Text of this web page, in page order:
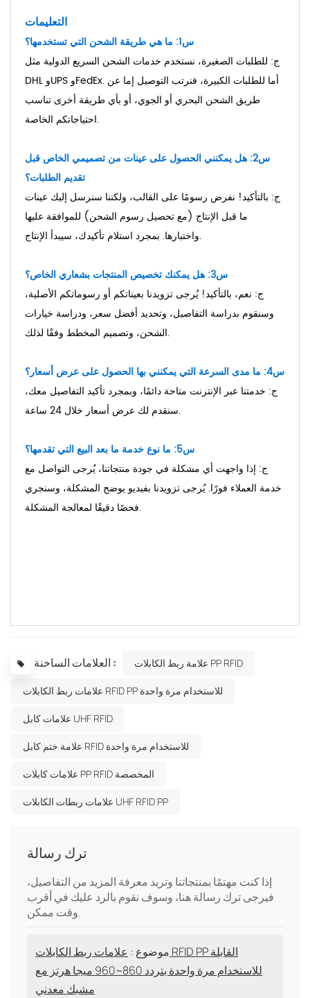
التعليمات
س1: ما هي طريقة الشحن التي تستخدمها؟
ج: للطلبات الصغيرة، نستخدم خدمات الشحن السريع الدولية مثل
DHL وUPS وFedEx. أما للطلبات الكبيرة، فنرتب التوصيل إما عن
طريق الشحن البحري أو الجوي، أو بأي طريقة أخرى تناسب
احتياجاتكم الخاصة.
س2: هل يمكنني الحصول على عينات من تصميمي الخاص قبل
تقديم الطلبات؟
ج: بالتأكيد! نفرض رسومًا على القالب، ولكننا سنرسل إليك عينات
ما قبل الإنتاج (مع تحصيل رسوم الشحن) للموافقة عليها
واختبارها. بمجرد استلام تأكيدك، سيبدأ الإنتاج.
س3: هل يمكنك تخصيص المنتجات بشعاري الخاص؟
ج: نعم، بالتأكيد! يُرجى تزويدنا بعيناتكم أو رسوماتكم الأصلية،
وسنقوم بدراسة التفاصيل، وتحديد أفضل سعر، ودراسة خيارات
الشحن، وتصميم المخطط وفقًا لذلك.
س4: ما مدى السرعة التي يمكنني بها الحصول على عرض أسعار؟
ج: خدمتنا عبر الإنترنت متاحة دائمًا، وبمجرد تأكيد التفاصيل معك،
سنقدم لك عرض أسعار خلال 24 ساعة.
س5: ما نوع خدمة ما بعد البيع التي تقدمها؟
ج: إذا واجهت أي مشكلة في جودة منتجاتنا، يُرجى التواصل مع
خدمة العملاء فورًا. يُرجى تزويدنا بفيديو يوضح المشكلة، وسنجري
فحصًا دقيقًا لمعالجة المشكلة.
العلامات الساخنة : علامة ربط الكابلات PP RFID
علامات ربط الكابلات RFID PP للاستخدام مرة واحدة
علامات كابل UHF RFID
علامة ختم كابل RFID للاستخدام مرة واحدة
علامات كابلات PP RFID المخصصة
علامات ربطات الكابلات UHF RFID PP
ترك رسالة
إذا كنت مهتمًا بمنتجاتنا وتريد معرفة المزيد من التفاصيل،
فيرجى ترك رسالة هنا، وسوف نقوم بالرد عليك في أقرب
وقت ممكن.
موضوع : علامات ربط الكابلات RFID PP القابلة
للاستخدام مرة واحدة بتردد 860~960 ميجا هرتز مع
مشبك معدني